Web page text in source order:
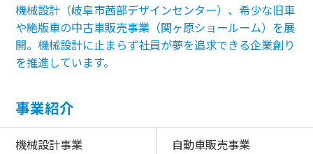
機械設計（岐阜市茜部デザインセンター）、希少な旧車
や絶版車の中古車販売事業（関ヶ原ショールーム）を展
開。機械設計に止まらず社員が夢を追求できる企業創り
を推進しています。
事業紹介
機械設計事業 自動車販売事業